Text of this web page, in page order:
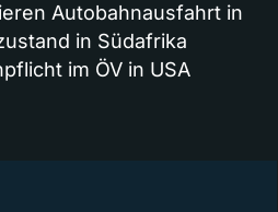
Autobahnausfahrt in
in Südafrika
im ÖV in USA